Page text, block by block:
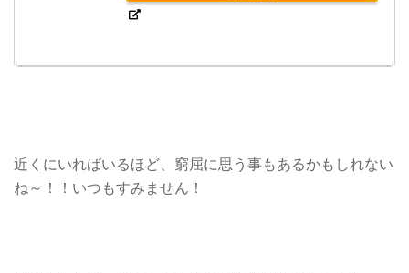
近くにいればいるほど、窮屈に思う事もあるかもしれない
ね～！！いつもすみません！